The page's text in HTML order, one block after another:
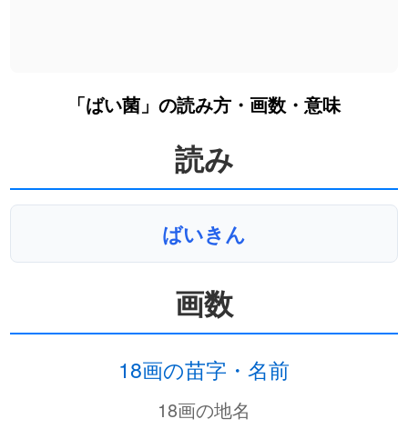
「ばい菌」の読み方・画数・意味
読み
ばいきん
画数
18画の苗字・名前
18画の地名